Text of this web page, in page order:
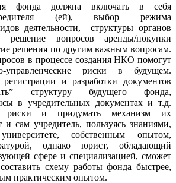
фонда должна включать в себя
(ей), выбор режима
деятельности, структуры органов
решение вопросов аренды/покупки
решения по другим важным вопросам.
в процессе создания НКО помогут
управленческие риски в будущем.
и разработки документов
структуру будущего фонда,
в учредительных документах и т.д.
риски и придумать механизм их
сам учредитель, пользуясь знаниями,
собственным опытом,
однако юрист, обладающий
сфере и специализацией, сможет
схему работы фонда быстрее,
практическим опытом.